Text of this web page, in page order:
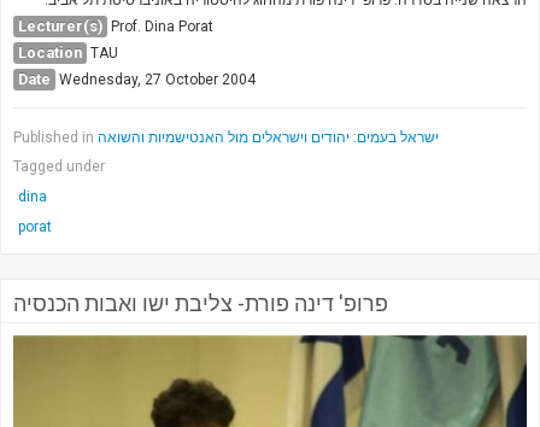
TAU General
SEARCH
Lecturer(s) Prof. Dina Porat
Location TAU
Date Wednesday, 27 October 2004
Published in ישראל בעמים: יהודים וישראלים מול האנטישמיות והשואה
Tagged under
dina
porat
פרופ' דינה פורת- צליבת ישו ואבות הכנסיה